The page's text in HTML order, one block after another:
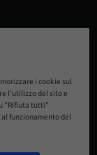
i cookie sul
l'utilizzo del sito e
"Rifiuta tutti"
funzionamento del